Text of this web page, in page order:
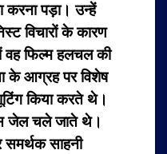
करना पड़ा। उन्हें
विचारों के कारण
वह फिल्म हलचल की
के आग्रह पर विशेष
किया करते थे।
जेल चले जाते थे।
समर्थक साहनी